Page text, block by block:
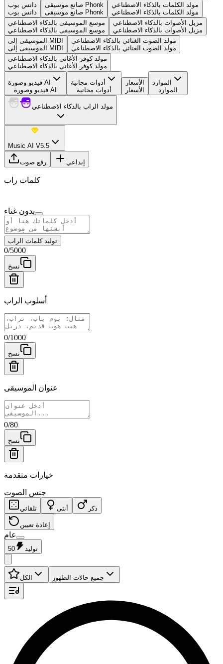
دانس بوب
دانس بوب
صانع موسيقى Phonk
صانع موسيقى Phonk
مولد الكلمات بالذكاء الاصطناعي
مولد الكلمات بالذكاء الاصطناعي
موسع الموسيقى بالذكاء الاصطناعي
موسع الموسيقى بالذكاء الاصطناعي
مزيل الأصوات بالذكاء الاصطناعي
مزيل الأصوات بالذكاء الاصطناعي
الموسيقى إلى MIDI
الموسيقى إلى MIDI
مولد الصوت الغنائي بالذكاء الاصطناعي
مولد الصوت الغنائي بالذكاء الاصطناعي
مولد كوفر الأغاني بالذكاء الاصطناعي
مولد كوفر الأغاني بالذكاء الاصطناعي
فيديو وصورة AI
فيديو وصورة AI
أدوات مجانية
أدوات مجانية
الأسعار
الأسعار
الموارد
الموارد
مولد الراب بالذكاء الاصطناعي
Music AI V5.5
رفع صوت إبداعي
كلمات راب
بدون غناء
توليد كلمات الراب
0/5000
نسخ
أسلوب الراب
0/1000
نسخ
عنوان الموسيقى
0/80
نسخ
خيارات متقدمة
جنس الصوت
تلقائي أنثى ذكر
إعادة تعيين
عام
توليد 50
الكل جميع حالات الظهور